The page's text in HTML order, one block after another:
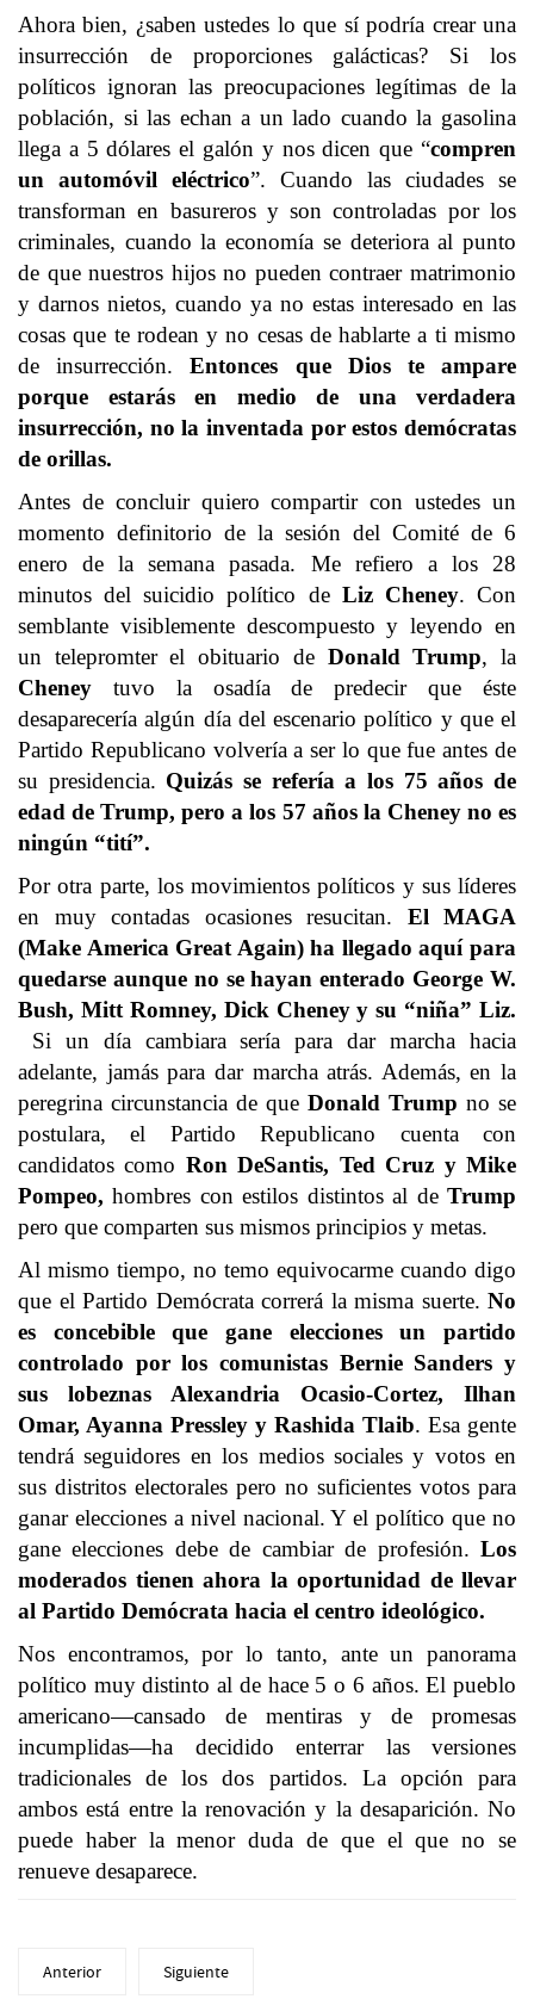
Ahora bien, ¿saben ustedes lo que sí podría crear una
insurrección de proporciones galácticas? Si los
políticos ignoran las preocupaciones legítimas de la
población, si las echan a un lado cuando la gasolina
llega a 5 dólares el galón y nos dicen que “compren
un automóvil eléctrico”. Cuando las ciudades se
transforman en basureros y son controladas por los
criminales, cuando la economía se deteriora al punto
de que nuestros hijos no pueden contraer matrimonio
y darnos nietos, cuando ya no estas interesado en las
cosas que te rodean y no cesas de hablarte a ti mismo
de insurrección.Entonces que Dios te ampare
porque estarás en medio de una verdadera
insurrección, no la inventada por estos demócratas
de orillas.
Antes de concluir quiero compartir con ustedes un
momento definitorio de la sesión del Comité de 6
enero de la semana pasada. Me refiero a los 28
minutos del suicidio político de Liz Cheney. Con
semblante visiblemente descompuesto y leyendo en
un telepromter el obituario de Donald Trump, la
Cheney tuvo la osadía de predecir que éste
desaparecería algún día del escenario político y que el
Partido Republicano volvería a ser lo que fue antes de
su presidencia. Quizás se refería a los 75 años de
edad de Trump, pero a los 57 años la Cheney no es
ningún “tití”.
Por otra parte, los movimientos políticos y sus líderes
en muy contadas ocasiones resucitan. El MAGA
(Make America Great Again) ha llegado aquí para
quedarse aunque no se hayan enterado George W.
Bush, Mitt Romney, Dick Cheney y su “niña” Liz.
Si un día cambiara sería para dar marcha hacia
adelante, jamás para dar marcha atrás. Además, en la
peregrina circunstancia de que Donald Trump no se
postulara, el Partido Republicano cuenta con
candidatos como Ron DeSantis, Ted Cruz y Mike
Pompeo, hombres con estilos distintos al de Trump
pero que comparten sus mismos principios y metas.
Al mismo tiempo, no temo equivocarme cuando digo
que el Partido Demócrata correrá la misma suerte. No
es concebible que gane elecciones un partido
controlado por los comunistas Bernie Sanders y
sus lobeznas Alexandria Ocasio-Cortez, Ilhan
Omar, Ayanna Pressley y Rashida Tlaib. Esa gente
tendrá seguidores en los medios sociales y votos en
sus distritos electorales pero no suficientes votos para
ganar elecciones a nivel nacional. Y el político que no
gane elecciones debe de cambiar de profesión. Los
moderados tienen ahora la oportunidad de llevar
al Partido Demócrata hacia el centro ideológico.
Nos encontramos, por lo tanto, ante un panorama
político muy distinto al de hace 5 o 6 años. El pueblo
americano—cansado de mentiras y de promesas
incumplidas—ha decidido enterrar las versiones
tradicionales de los dos partidos. La opción para
ambos está entre la renovación y la desaparición. No
puede haber la menor duda de que el que no se
renueve desaparece.
Anterior Siguiente